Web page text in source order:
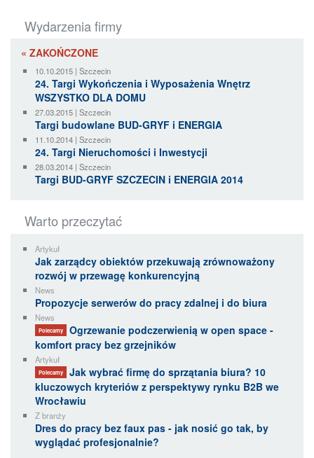
Wydarzenia firmy
« ZAKOŃCZONE
10.10.2015 | Szczecin
24. Targi Wykończenia i Wyposażenia Wnętrz
WSZYSTKO DLA DOMU
27.03.2015 | Szczecin
Targi budowlane BUD-GRYF i ENERGIA
11.10.2014 | Szczecin
24. Targi Nieruchomości i Inwestycji
28.03.2014 | Szczecin
Targi BUD-GRYF SZCZECIN i ENERGIA 2014
Warto przeczytać
Artykuł
Jak zarządcy obiektów przekuwają zrównoważony
rozwój w przewagę konkurencyjną
News
Propozycje serwerów do pracy zdalnej i do biura
News
Polecamy
Ogrzewanie podczerwienią w open space -
komfort pracy bez grzejników
Artykuł
Polecamy
Jak wybrać firmę do sprzątania biura? 10
kluczowych kryteriów z perspektywy rynku B2B we
Wrocławiu
Z branży
Dres do pracy bez faux pas - jak nosić go tak, by
wyglądać profesjonalnie?